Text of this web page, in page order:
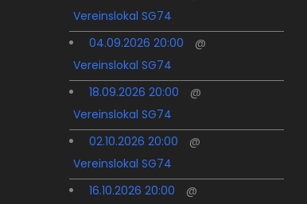
Vereinslokal SG74
04.09.2026 20:00
@
Vereinslokal SG74
18.09.2026 20:00
@
Vereinslokal SG74
02.10.2026 20:00
@
Vereinslokal SG74
16.10.2026 20:00
@